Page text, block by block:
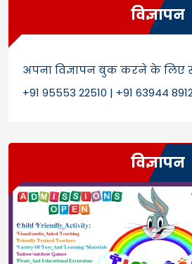
विज्ञापन
अपना विज्ञापन बुक करने के लिए
+91 95553 22510 | +91 63944
विज्ञापन